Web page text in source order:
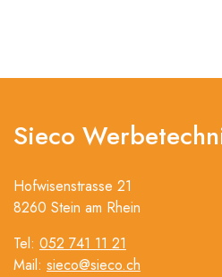
Sieco
Hofwisenstrasse 21
8260 Stein am Rhein
Tel: 052 741 11 21
Mail: sieco@sieco.ch